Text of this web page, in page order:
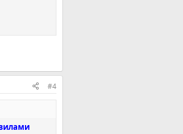
#4